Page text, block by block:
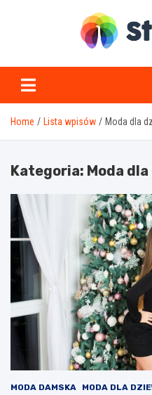
Home Lista wpisów Moda dla
Kategoria: Moda
MODA DAMSKA MODA DLA